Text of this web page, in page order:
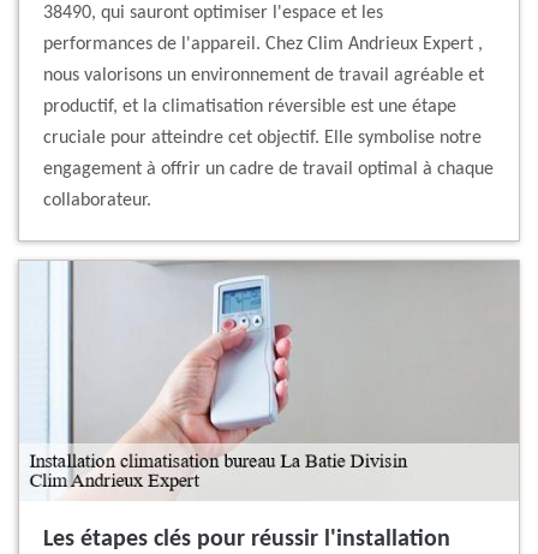
38490, qui sauront optimiser l'espace et les
performances de l'appareil. Chez Clim Andrieux Expert ,
nous valorisons un environnement de travail agréable et
productif, et la climatisation réversible est une étape
cruciale pour atteindre cet objectif. Elle symbolise notre
engagement à offrir un cadre de travail optimal à chaque
collaborateur.
Les étapes clés pour réussir l'installation